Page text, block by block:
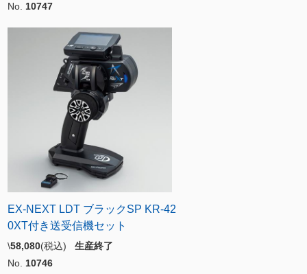
No. 10747
EX-NEXT LDT ブラックSP KR-42
0XT付き送受信機セット
\58,080(税込) 生産終了
No. 10746